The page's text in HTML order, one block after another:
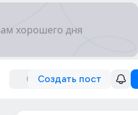
Создать пост